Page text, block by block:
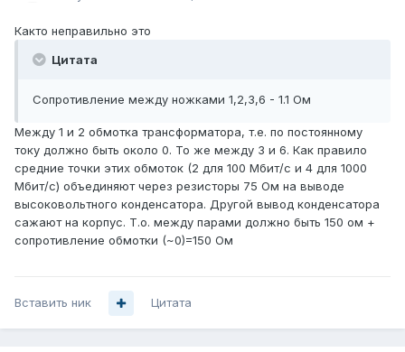
Както неправильно это
Цитата
Сопротивление между ножками 1,2,3,6 - 1.1 Ом
Между 1 и 2 обмотка трансформатора, т.е. по постоянному
току должно быть около 0. То же между 3 и 6. Как правило
средние точки этих обмоток (2 для 100 Мбит/c и 4 для 1000
Мбит/c) объединяют через резисторы 75 Ом на выводе
высоковольтного конденсатора. Другой вывод конденсатора
сажают на корпус. Т.о. между парами должно быть 150 ом +
сопротивление обмотки (~0)=150 Ом
Вставить ник Цитата